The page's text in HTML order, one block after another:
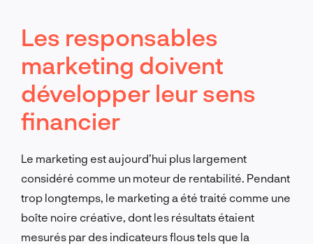
Les responsables
marketing doivent
développer leur sens
financier
Le marketing est aujourd’hui plus largement
considéré comme un moteur de rentabilité. Pendant
trop longtemps, le marketing a été traité comme une
boîte noire créative, dont les résultats étaient
mesurés par des indicateurs flous tels que la